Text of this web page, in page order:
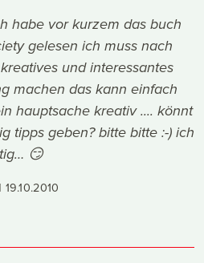
habe vor kurzem das buch
gelesen ich muss nach
und interessantes
machen das kann einfach
hauptsache kreativ .... könnt
tipps geben? bitte bitte :-) ich
😏
19.10.2010